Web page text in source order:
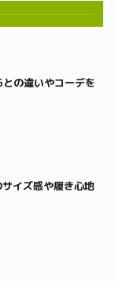
の違いやコーデを
イズ感や履き心地